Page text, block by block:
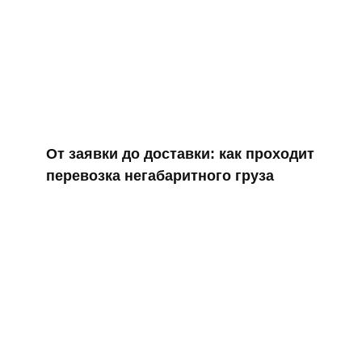
От заявки до доставки: как проходит
перевозка негабаритного груза